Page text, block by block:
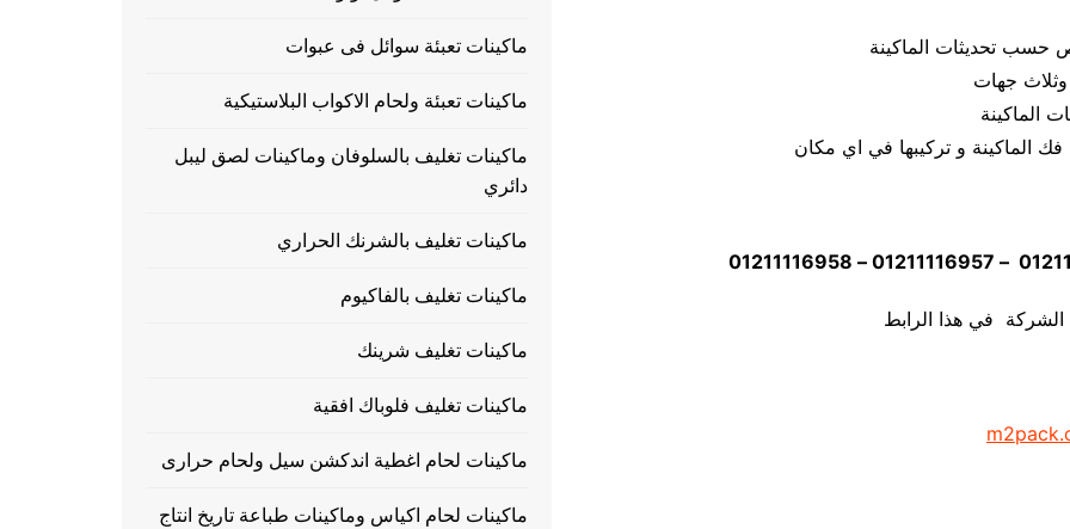
جهات
الشركة في هذا الرابط
ماكينات تعبئة سوائل فى عبوات
ماكينات تعبئة ولحام الاكواب البلاستيكية
ماكينات تغليف بالسلوفان وماكينات لصق ليبل
دائري
ماكينات تغليف بالشرنك الحراري
ماكينات تغليف بالفاكيوم
ماكينات تغليف شرينك
ماكينات تغليف فلوباك افقية
ماكينات لحام اغطية اندكشن سيل ولحام حرارى
ماكينات لحام اكياس وماكينات طباعة تاريخ انتاج